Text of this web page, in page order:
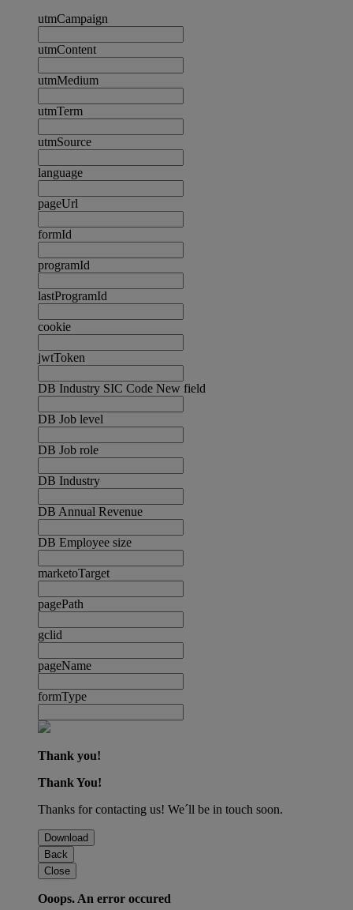
utmCampaign
utmContent
utmMedium
utmTerm
utmSource
language
pageUrl
formId
programId
lastProgramId
cookie
jwtToken
DB Industry SIC Code New field
DB Job level
DB Job role
DB Industry
DB Annual Revenue
DB Employee size
marketoTarget
pagePath
gclid
pageName
formType
Thank you!
Thank You!
Thanks for contacting us! We´ll be in touch soon.
Download
Back
Close
Ooops. An error occured